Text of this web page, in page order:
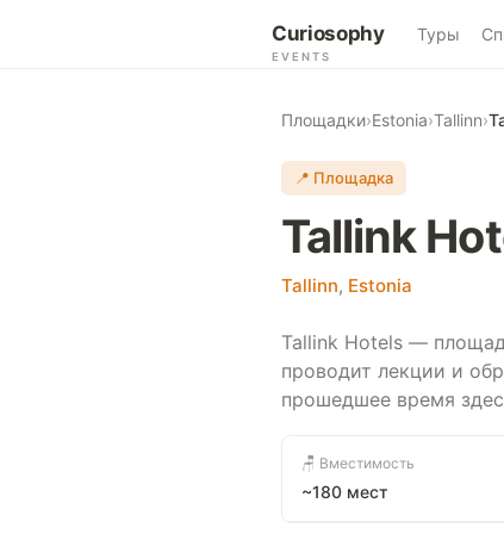
Curiosophy
EVENTS
Туры
Площадки›Estonia›Tallinn›
📍 Площадка
Tallink
Tallinn, Estonia
Tallink Hotels —
проводит лекции и
прошедшее время
🪑 Вместимость
~180 мест